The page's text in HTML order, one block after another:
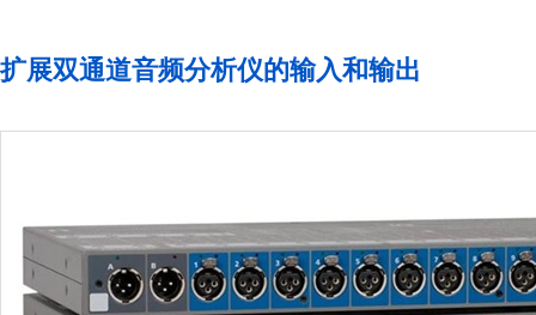
扩展双通道音频分析仪的输入和输出